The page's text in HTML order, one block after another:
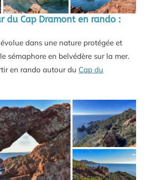
du Cap Dramont en rando :
dans une nature protégée et
sémaphore en belvédère sur la mer.
en rando autour du Cap du